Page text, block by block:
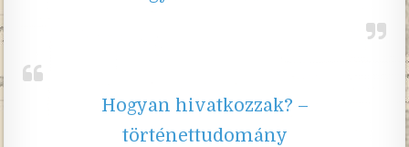
Hogyan hivatkozzak? –
történettudomány